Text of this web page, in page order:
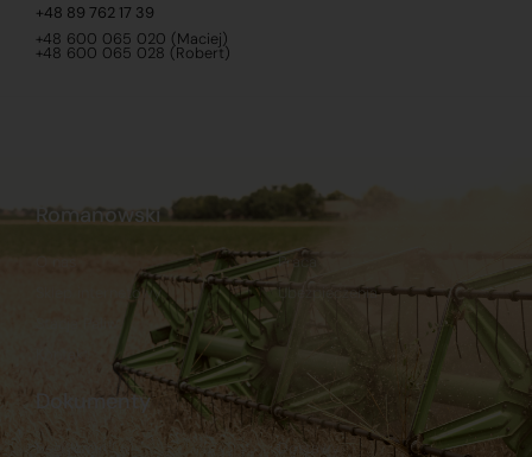
+48 89 762 17 39
+48 600 065 020 (Maciej)
+48 600 065 028 (Robert)
Dokumenty
Regulamin Dostawy
Romanowski
Sklep internetowy
Praca
Ubezpieczenia